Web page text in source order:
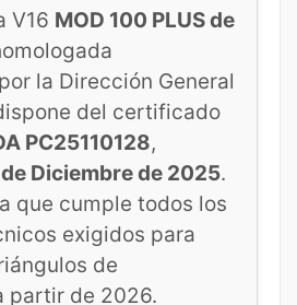
V16 MOD 100 PLUS de
la Dirección General
del certificado
PC25110128,
Diciembre de 2025.
que cumple todos los
exigidos para
de
partir de 2026.